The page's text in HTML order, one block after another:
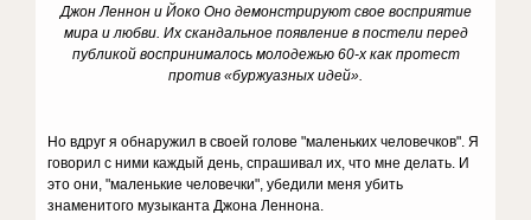
Джон Леннон и Йоко Оно демонстрируют свое восприятие
мира и любви. Их скандальное появление в постели перед
публикой воспринималось молодежью 60-х как протест
против «буржуазных идей».
Но вдруг я обнаружил в своей голове "маленьких человечков". Я
говорил с ними каждый день, спрашивал их, что мне делать. И
это они, "маленькие человечки", убедили меня убить
знаменитого музыканта Джона Леннона.